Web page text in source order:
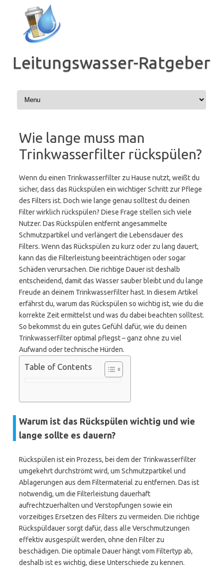
Inhalt
springen
Leitungswasser-Ratgeber
Wie lange muss man
Trinkwasserfilter rückspülen?
Wenn du einen Trinkwasserfilter zu Hause nutzt, weißt du
sicher, dass das Rückspülen ein wichtiger Schritt zur Pflege
des Filters ist. Doch wie lange genau solltest du deinen
Filter wirklich rückspülen? Diese Frage stellen sich viele
Nutzer. Das Rückspülen entfernt angesammelte
Schmutzpartikel und verlängert die Lebensdauer des
Filters. Wenn das Rückspülen zu kurz oder zu lang dauert,
kann das die Filterleistung beeinträchtigen oder sogar
Schäden verursachen. Die richtige Dauer ist deshalb
entscheidend, damit das Wasser sauber bleibt und du lange
Freude an deinem Trinkwasserfilter hast. In diesem Artikel
erfährst du, warum das Rückspülen so wichtig ist, wie du die
korrekte Zeit ermittelst und was du dabei beachten solltest.
So bekommst du ein gutes Gefühl dafür, wie du deinen
Trinkwasserfilter optimal pflegst – ganz ohne zu viel
Aufwand oder technische Hürden.
Table of Contents
Warum ist das Rückspülen wichtig und wie
lange sollte es dauern?
Rückspülen ist ein Prozess, bei dem der Trinkwasserfilter
umgekehrt durchströmt wird, um Schmutzpartikel und
Ablagerungen aus dem Filtermaterial zu entfernen. Das ist
notwendig, um die Filterleistung dauerhaft
aufrechtzuerhalten und Verstopfungen sowie ein
vorzeitiges Ersetzen des Filters zu vermeiden. Die richtige
Rückspüldauer sorgt dafür, dass alle Verschmutzungen
effektiv ausgespült werden, ohne den Filter zu
beschädigen. Die optimale Dauer hängt vom Filtertyp ab,
deshalb ist es wichtig, diese Unterschiede zu kennen.